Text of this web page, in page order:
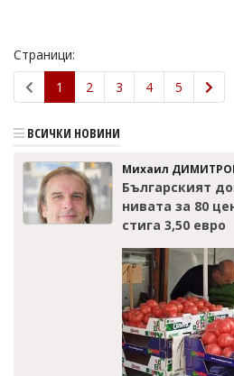
Страници:
1
2 3 4 5
ВСИЧКИ НОВИНИ
Михаил
Българският
нивата за 80
стига 3,50 евро